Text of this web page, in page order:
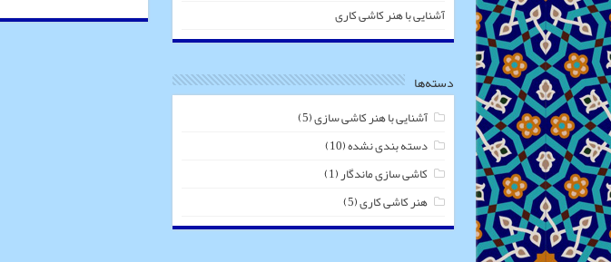
آشنایی با هنر کاشی کاری
دسته‌ها
آشنایی با هنر کاشی سازی(5)
دسته بندی نشده(10)
کاشی سازی ماندگار(1)
هنر کاشی کاری(5)